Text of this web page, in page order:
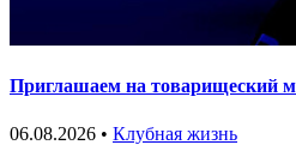
Приглашаем на товарищеский
06.08.2026 • Клубная жизнь